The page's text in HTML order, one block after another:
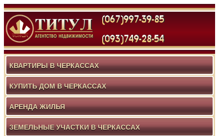
КВАРТИРЫ В ЧЕРКАССАХ
КУПИТЬ ДОМ В ЧЕРКАССАХ
АРЕНДА ЖИЛЬЯ
ЗЕМЕЛЬНЫЕ УЧАСТКИ В ЧЕРКАССАХ